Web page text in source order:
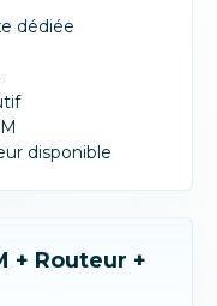
dédiée
disponible
+ Routeur +